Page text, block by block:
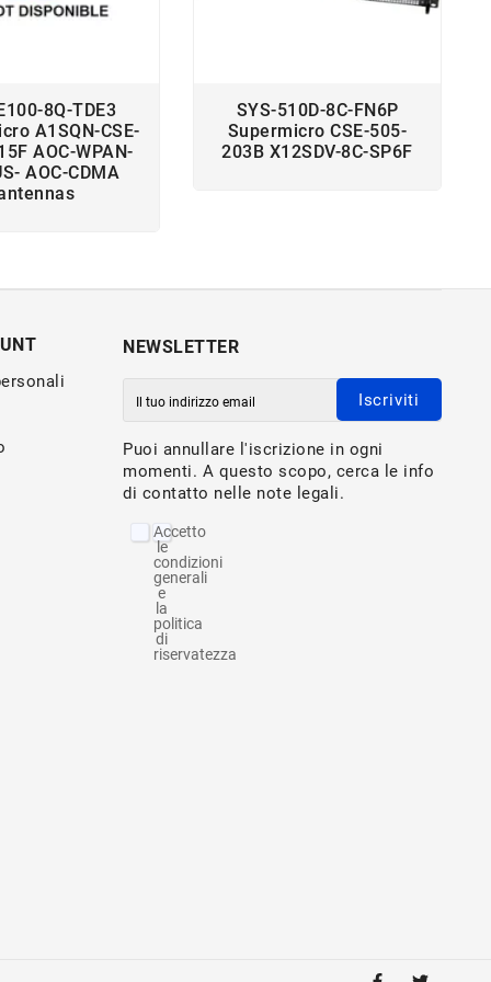
8Q-TDE3
A1SQN-CSE-
AOC-WPAN-
AOC-CDMA
SYS-510D-8C-FN6P
Supermicro CSE-505-
203B X12SDV-8C-SP6F
NEWSLETTER
Iscriviti
Puoi annullare l'iscrizione in ogni
momenti. A questo scopo, cerca le info
di contatto nelle note legali.
Accetto
le
condizioni
generali
e
la
politica
di
riservatezza